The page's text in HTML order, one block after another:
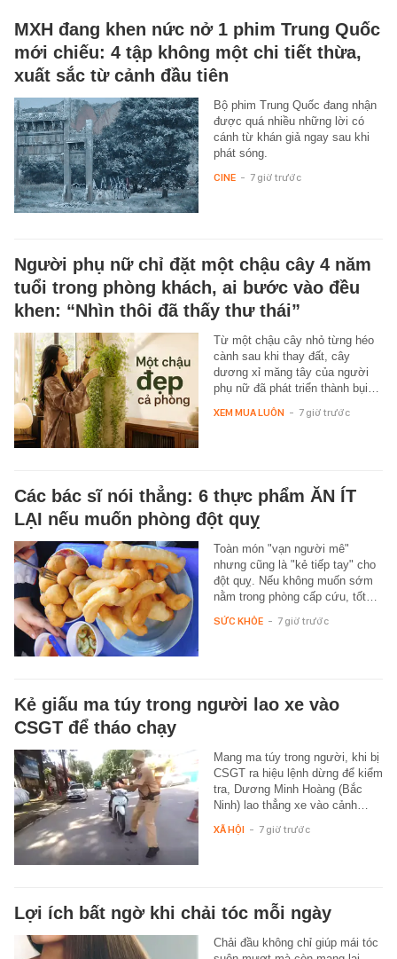
MXH đang khen nức nở 1 phim Trung Quốc
mới chiếu: 4 tập không một chi tiết thừa,
xuất sắc từ cảnh đầu tiên
Bộ phim Trung Quốc đang nhận
được quá nhiều những lời có
cánh từ khán giả ngay sau khi
phát sóng.
CINE - 7 giờ trước
Người phụ nữ chỉ đặt một chậu cây 4 năm
tuổi trong phòng khách, ai bước vào đều
khen: “Nhìn thôi đã thấy thư thái”
Từ một chậu cây nhỏ từng héo
cành sau khi thay đất, cây
dương xỉ măng tây của người
phụ nữ đã phát triển thành bụi…
XEM MUA LUÔN - 7 giờ trước
Các bác sĩ nói thẳng: 6 thực phẩm ĂN ÍT
LẠI nếu muốn phòng đột quỵ
Toàn món "vạn người mê"
nhưng cũng là "kẻ tiếp tay" cho
đột quỵ. Nếu không muốn sớm
nằm trong phòng cấp cứu, tốt…
SỨC KHỎE - 7 giờ trước
Kẻ giấu ma túy trong người lao xe vào
CSGT để tháo chạy
Mang ma túy trong người, khi bị
CSGT ra hiệu lệnh dừng để kiểm
tra, Dương Minh Hoàng (Bắc
Ninh) lao thẳng xe vào cảnh…
XÃ HỘI - 7 giờ trước
Lợi ích bất ngờ khi chải tóc mỗi ngày
Chải đầu không chỉ giúp mái tóc